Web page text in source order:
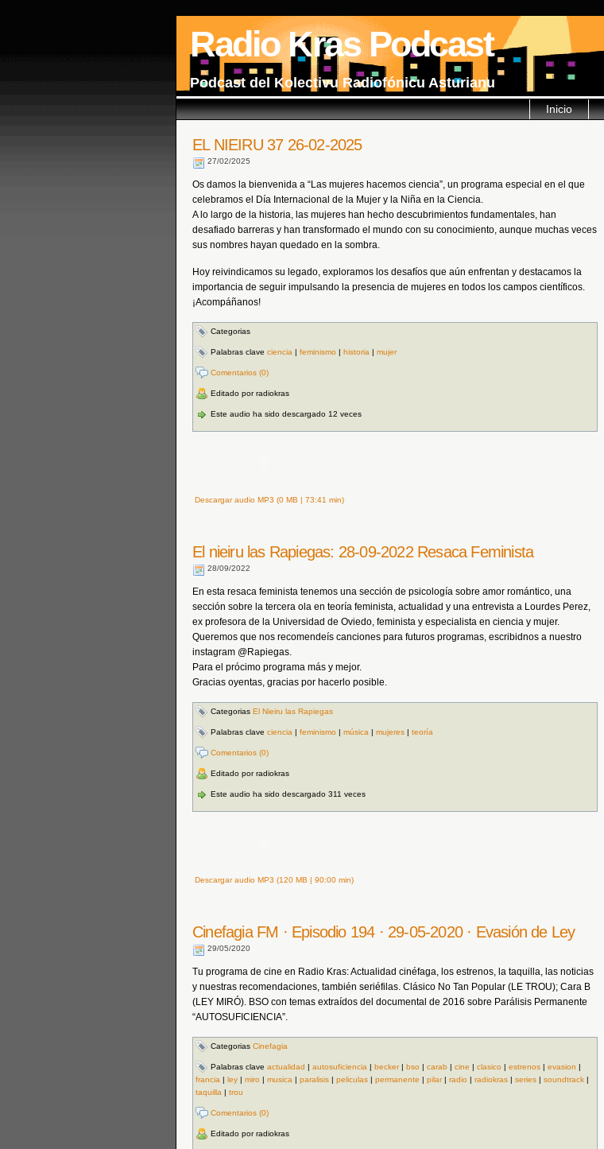
Radio Kras Podcast
Podcast del Kolectivu Radiofónicu Asturianu
Inicio
EL NIEIRU 37 26-02-2025
27/02/2025
Os damos la bienvenida a “Las mujeres hacemos ciencia”, un programa especial en el que
celebramos el Día Internacional de la Mujer y la Niña en la Ciencia.
A lo largo de la historia, las mujeres han hecho descubrimientos fundamentales, han
desafiado barreras y han transformado el mundo con su conocimiento, aunque muchas veces
sus nombres hayan quedado en la sombra.
Hoy reivindicamos su legado, exploramos los desafíos que aún enfrentan y destacamos la
importancia de seguir impulsando la presencia de mujeres en todos los campos científicos.
¡Acompáñanos!
Categorias
Palabras clave ciencia | feminismo | historia | mujer
Comentarios (0)
Editado por radiokras
Este audio ha sido descargado 12 veces
Descargar audio MP3 (0 MB | 73:41 min)
El nieiru las Rapiegas: 28-09-2022 Resaca Feminista
28/09/2022
En esta resaca feminista tenemos una sección de psicología sobre amor romántico, una
sección sobre la tercera ola en teoría feminista, actualidad y una entrevista a Lourdes Perez,
ex profesora de la Universidad de Oviedo, feminista y especialista en ciencia y mujer.
Queremos que nos recomendeís canciones para futuros programas, escribidnos a nuestro
instagram @Rapiegas.
Para el prócimo programa más y mejor.
Gracias oyentas, gracias por hacerlo posible.
Categorias El Nieiru las Rapiegas
Palabras clave ciencia | feminismo | música | mujeres | teoría
Comentarios (0)
Editado por radiokras
Este audio ha sido descargado 311 veces
Descargar audio MP3 (120 MB | 90:00 min)
Cinefagia FM · Episodio 194 · 29-05-2020 · Evasión de Ley
29/05/2020
Tu programa de cine en Radio Kras: Actualidad cinéfaga, los estrenos, la taquilla, las noticias
y nuestras recomendaciones, también seriéfilas. Clásico No Tan Popular (LE TROU); Cara B
(LEY MIRÓ). BSO con temas extraídos del documental de 2016 sobre Parálisis Permanente
“AUTOSUFICIENCIA”.
Categorias Cinefagia
Palabras clave actualidad | autosuficiencia | becker| bso | carab | cine | clasico | estrenos | evasion |
francia | ley | miro | musica | paralisis | peliculas | permanente | pilar| radio | radiokras | series | soundtrack |
taquilla | trou
Comentarios (0)
Editado por radiokras